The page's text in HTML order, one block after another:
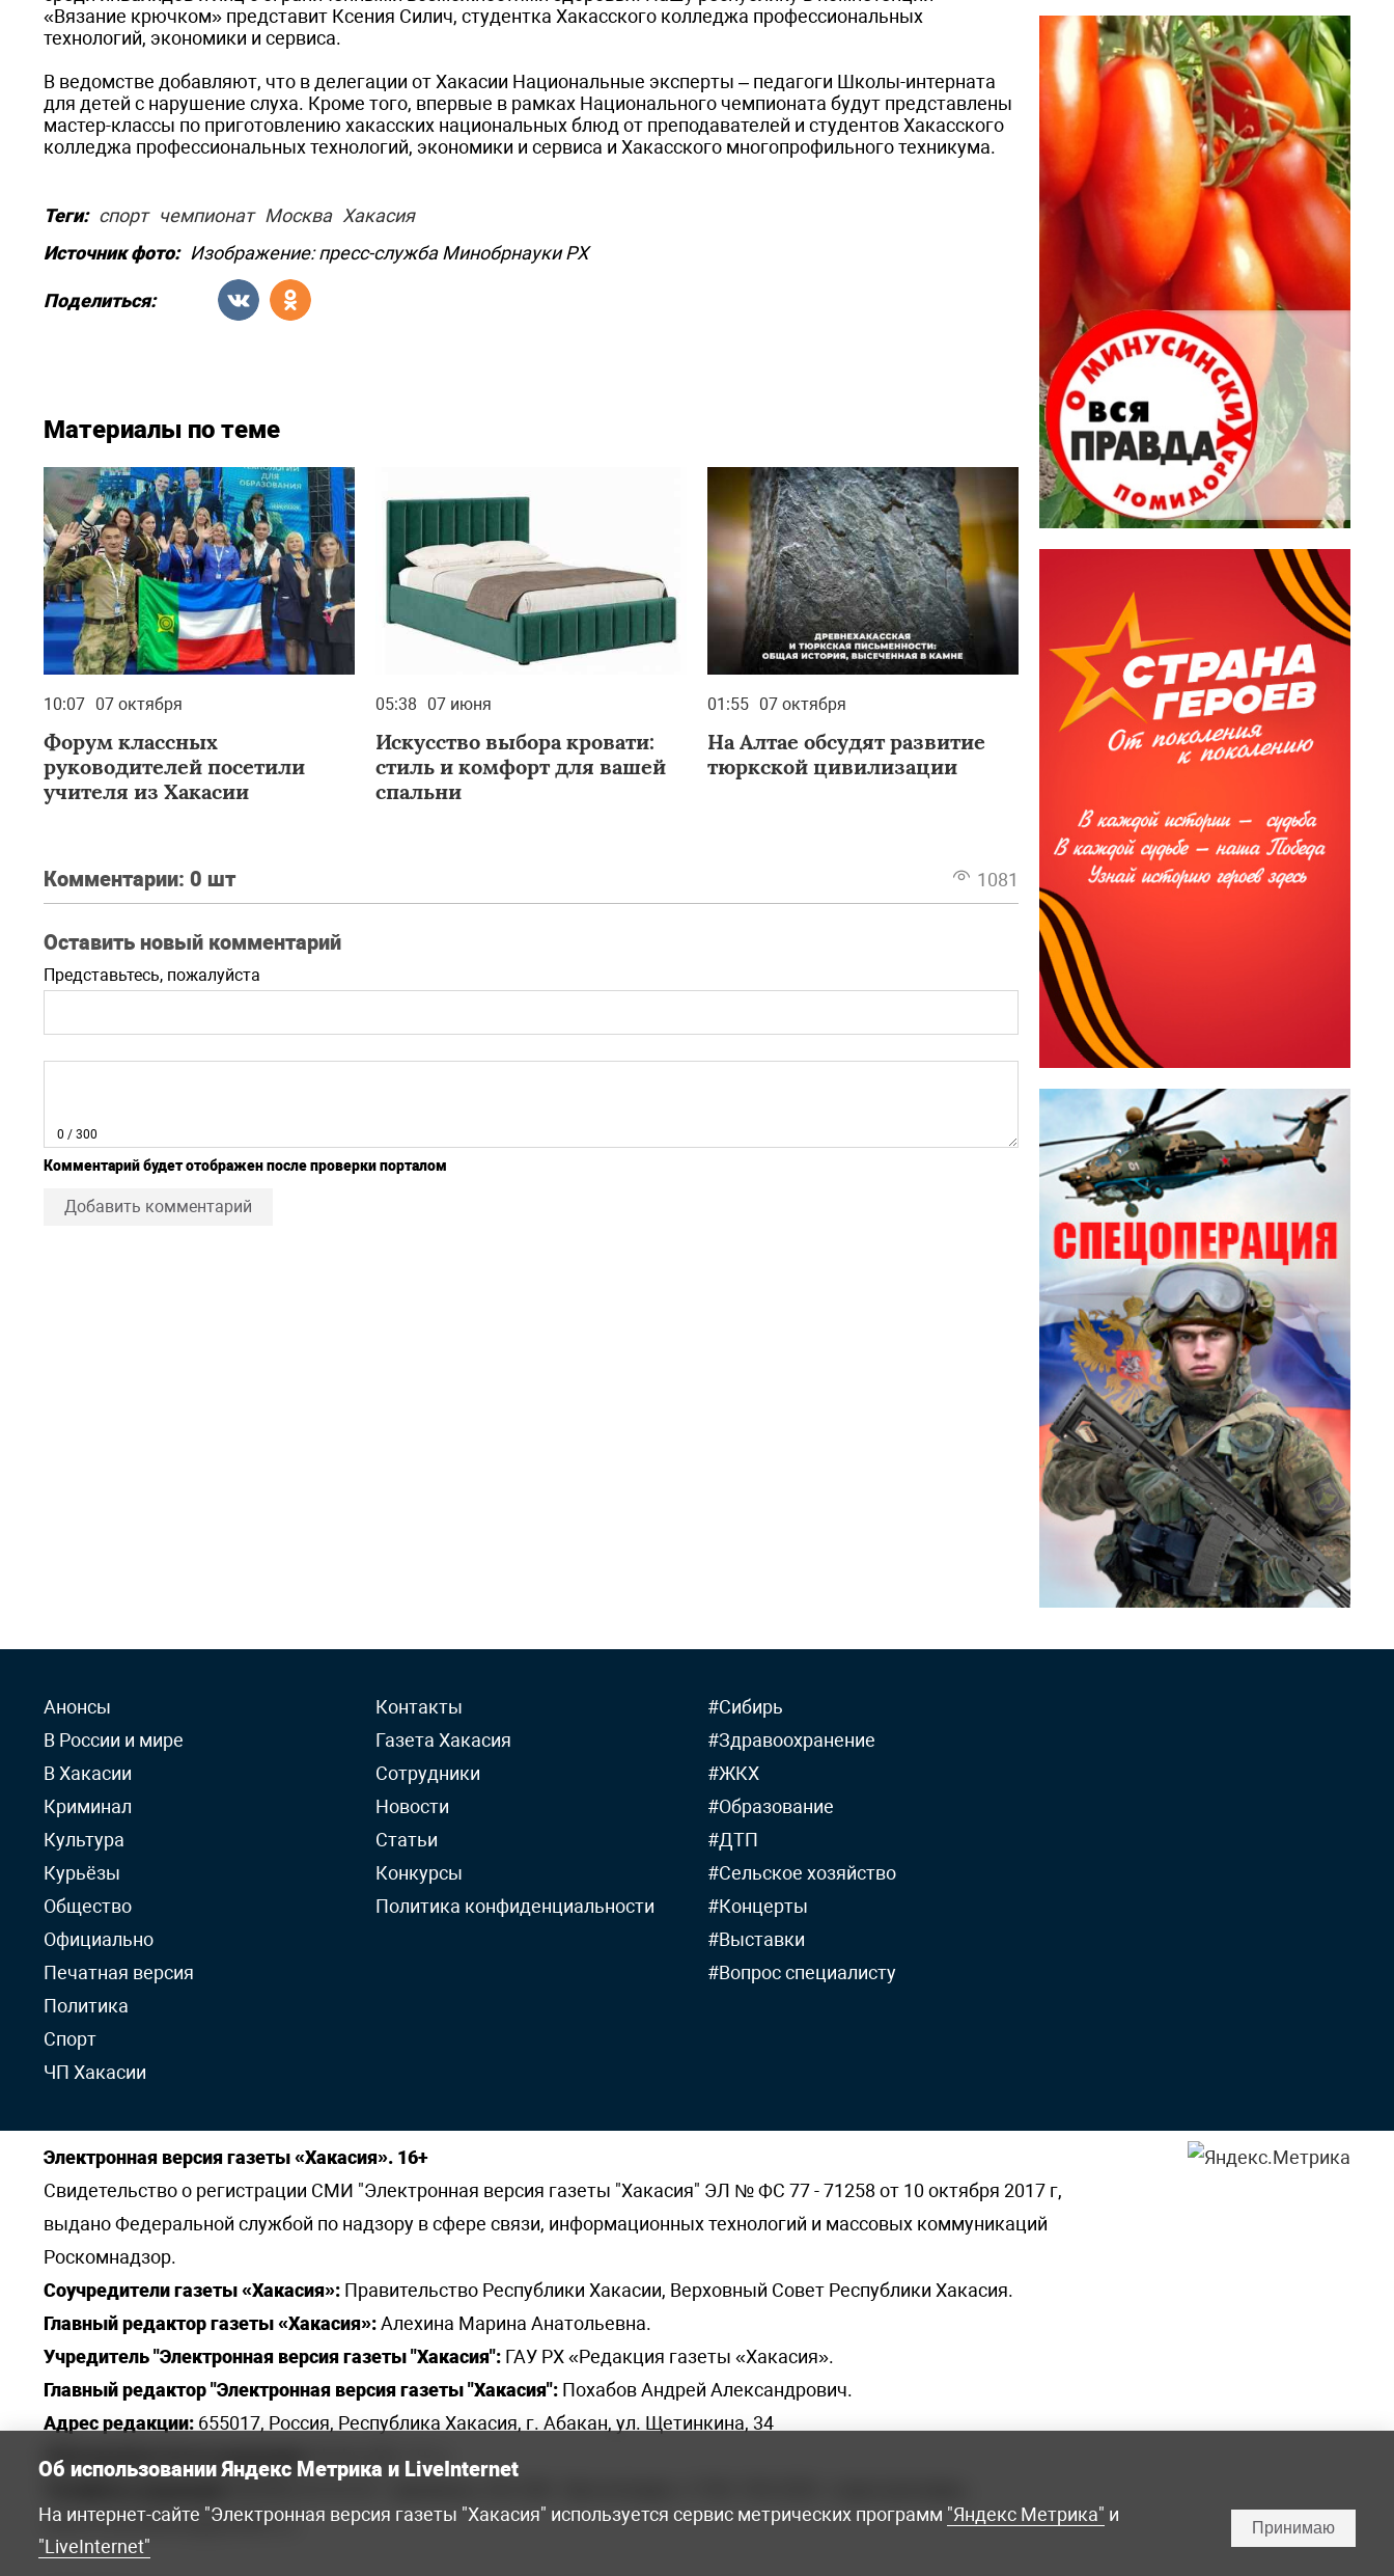
«Вязание крючком» представит Ксения Силич, студентка Хакасского колледжа профессиональных
технологий, экономики и сервиса.
В ведомстве добавляют, что в делегации от Хакасии Национальные эксперты – педагоги Школы-интерната
для детей с нарушение слуха. Кроме того, впервые в рамках Национального чемпионата будут представлены
мастер-классы по приготовлению хакасских национальных блюд от преподавателей и студентов Хакасского
колледжа профессиональных технологий, экономики и сервиса и Хакасского многопрофильного техникума.
Теги: спорт чемпионат Москва Хакасия
Источник фото: Изображение: пресс-служба Минобрнауки РХ
Поделиться:
Материалы по теме
10:07 07 октября
Форум классных
руководителей посетили
учителя из Хакасии
05:38 07 июня
Искусство выбора кровати:
стиль и комфорт для вашей
спальни
01:55 07 октября
На Алтае обсудят развитие
тюркской цивилизации
Комментарии: 0 шт 1081
Оставить новый комментарий
Представьтесь, пожалуйста
0 / 300
Комментарий будет отображен после проверки порталом
Добавить комментарий
Анонсы
В России и мире
В Хакасии
Криминал
Культура
Курьёзы
Общество
Официально
Печатная версия
Политика
Спорт
ЧП Хакасии
Контакты
Газета Хакасия
Сотрудники
Новости
Статьи
Конкурсы
Политика конфиденциальности
#Сибирь
#Здравоохранение
#ЖКХ
#Образование
#ДТП
#Сельское хозяйство
#Концерты
#Выставки
#Вопрос специалисту
Электронная версия газеты «Хакасия». 16+
Свидетельство о регистрации СМИ "Электронная версия газеты "Хакасия" ЭЛ № ФС 77 - 71258 от 10 октября 2017 г,
выдано Федеральной службой по надзору в сфере связи, информационных технологий и массовых коммуникаций
Роскомнадзор.
Соучредители газеты «Хакасия»: Правительство Республики Хакасии, Верховный Совет Республики Хакасия.
Главный редактор газеты «Хакасия»:Алехина Марина Анатольевна.
Учредитель "Электронная версия газеты "Хакасия": ГАУ РХ «Редакция газеты «Хакасия».
Главный редактор "Электронная версия газеты "Хакасия": Похабов Андрей Александрович.
Адрес редакции: 655017, Россия, Республика Хакасия, г. Абакан, ул. Щетинкина, 34
Электронная почта редакции: khakred@r-19.ru
elena.s.korotkowa@yandex.ru.
Об использовании Яндекс Метрика и LiveInternet
На интернет-сайте "Электронная версия газеты "Хакасия" используется сервис метрических программ "Яндекс Метрика" и
"LiveInternet"
Принимаю